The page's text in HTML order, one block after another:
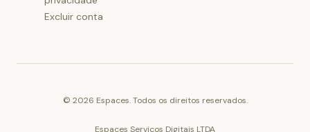
Excluir conta
© 2026 Espaces. Todos os direitos reservados.
Espaces Serviços Digitais LTDA